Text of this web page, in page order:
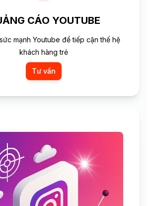
CÁO YOUTUBE
mạnh Youtube để tiếp cận thế hệ
khách hàng trẻ
Tư vấn